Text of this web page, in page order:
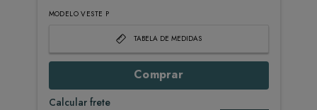
MODELO VESTE P
TABELA DE MEDIDAS
Comprar
Calcular frete